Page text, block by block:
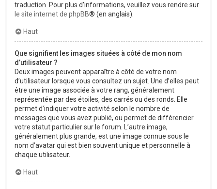
traduction. Pour plus d’informations, veuillez vous rendre sur
le site internet de phpBB® (en anglais).
Haut
Que signifient les images situées à côté de mon nom
d’utilisateur ?
Deux images peuvent apparaître à côté de votre nom
d’utilisateur lorsque vous consultez un sujet. Une d’elles peut
être une image associée à votre rang, généralement
représentée par des étoiles, des carrés ou des ronds. Elle
permet d’indiquer votre activité selon le nombre de
messages que vous avez publié, ou permet de différencier
votre statut particulier sur le forum. L’autre image,
généralement plus grande, est une image connue sous le
nom d’avatar qui est bien souvent unique et personnelle à
chaque utilisateur.
Haut